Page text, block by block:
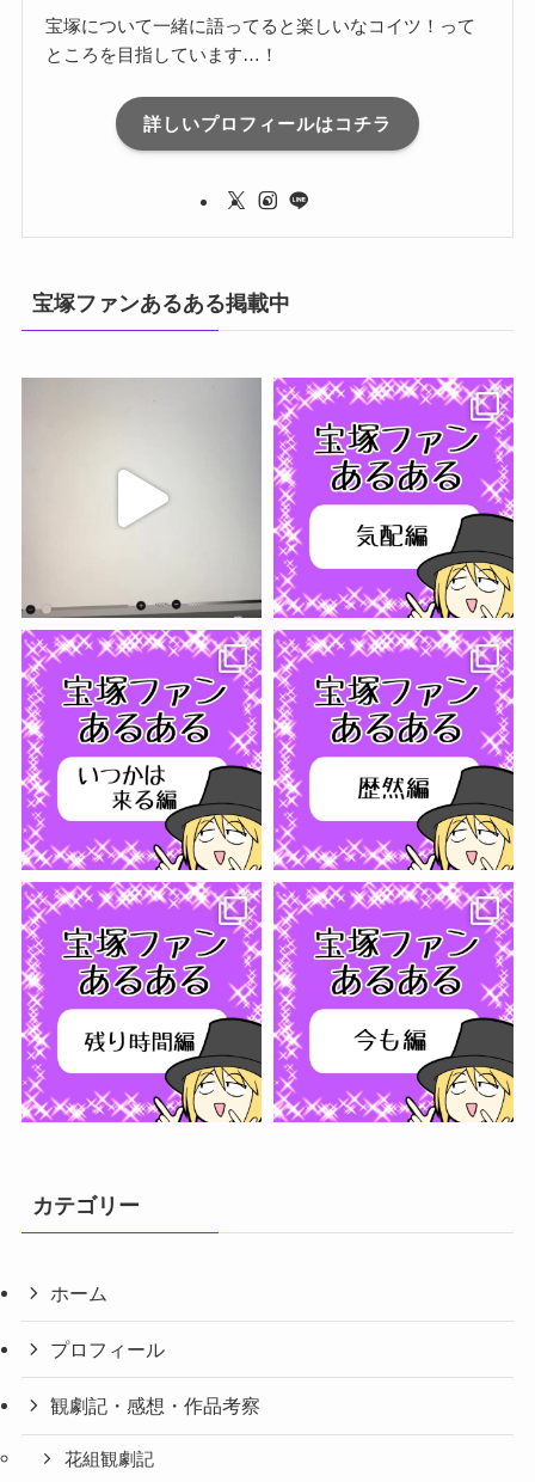
宝塚について一緒に語ってると楽しいなコイツ！って
ところを目指しています…！
詳しいプロフィールはコチラ
宝塚ファンあるある掲載中
カテゴリー
ホーム
プロフィール
観劇記・感想・作品考察
花組観劇記